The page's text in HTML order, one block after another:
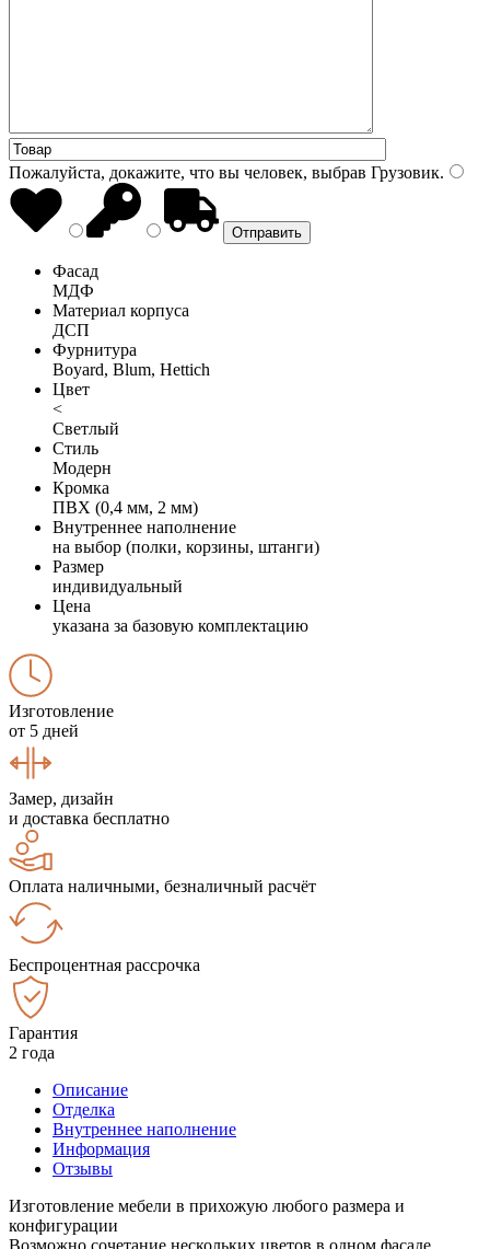
Пожалуйста, докажите, что вы человек, выбрав Грузовик.
Фасад
МДФ
Материал корпуса
ДСП
Фурнитура
Boyard, Blum, Hettich
Цвет
<
Светлый
Стиль
Модерн
Кромка
ПВХ (0,4 мм, 2 мм)
Внутреннее наполнение
на выбор (полки, корзины, штанги)
Размер
индивидуальный
Цена
указана за базовую комплектацию
Изготовление
от 5 дней
Замер, дизайн
и доставка бесплатно
Оплата наличными, безналичный расчёт
Беспроцентная рассрочка
Гарантия
2 года
Описание
Отделка
Внутреннее наполнение
Информация
Отзывы
Изготовление мебели в прихожую любого размера и
конфигурации
Возможно сочетание нескольких цветов в одном фасаде